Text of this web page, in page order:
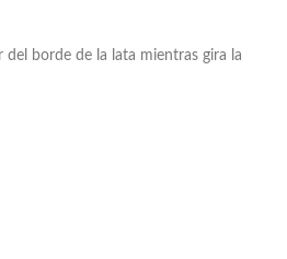
del borde de la lata mientras gira la